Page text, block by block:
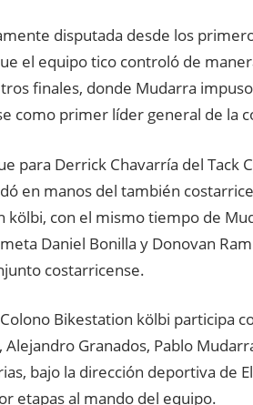
disputada desde los
el equipo tico controló de
finales, donde Mudarra
como primer líder general de la
para Derrick Chavarría del Tack
en manos del también
kölbi, con el mismo tiempo de
Daniel Bonilla y Donovan
costarricense.
Bikestation kölbi participa
Granados, Pablo
bajo la dirección deportiva de
etapas al mando del equipo.